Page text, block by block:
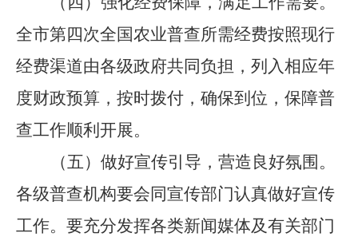
全市第四次全国农业普查所需经费按照现行
经费渠道由各级政府共同负担，列入相应年
度财政预算，按时拨付，确保到位，保障普
查工作顺利开展。
（五）做好宣传引导，营造良好氛围。
各级普查机构要会同宣传部门认真做好宣传
工作。要充分发挥各类新闻媒体及有关部门